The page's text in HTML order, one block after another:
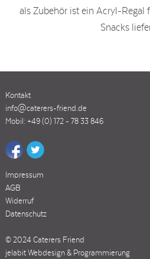
als Zubehör ist ein Acryl-Regal
Snacks
Kontakt
info@caterers-friend.de
Mobil: +49 (0) 172 - 78 33 846
Impressum
AGB
Widerruf
Datenschutz
© 2024 Caterers Friend
jelabit Webdesign & Programmierung